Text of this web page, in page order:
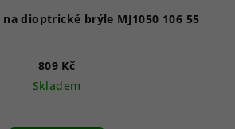
dioptrické brýle MJ1050 106 55
809 Kč
Skladem